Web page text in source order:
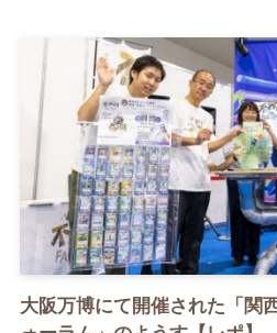
大阪万博にて開催された「関